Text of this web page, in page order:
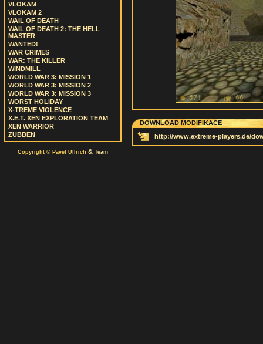
VLOKAM
VLOKAM 2
WAIL OF DEATH
WAIL OF DEATH 2: THE HELL
MASTER
WANTED!
WAR CRIMES
WAR: THE KILLER
WINDMILL
WORLD WAR 3: MISSION 1
WORLD WAR 3: MISSION 2
WORLD WAR 3: MISSION 3
WORST HOLIDAY
X-TREME VIOLENCE
X.E.T. XEN EXPLORATION TEAM
XEN WARRIOR
ZUBBEN
Copyright © Pavel Ullrich & Team
DOWNLOAD MODIFIKACE
http://www.extreme-players.de/